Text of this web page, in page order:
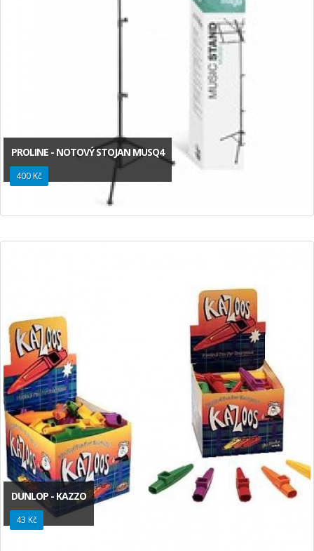
PROLINE - NOTOVÝ STOJAN MUSQ4
400 Kč
DUNLOP - KAZZO
43 Kč